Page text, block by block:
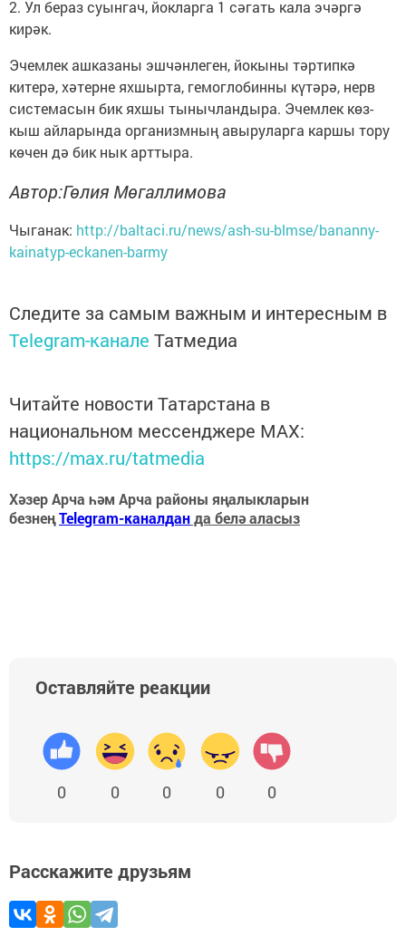
2. Ул бераз суынгач, йокларга 1 сәгать кала эчәргә
кирәк.
Эчемлек ашказаны эшчәнлеген, йокыны тәртипкә
китерә, хәтерне яхшырта, гемоглобинны күтәрә, нерв
системасын бик яхшы тынычландыра. Эчемлек көз-
кыш айларында организмның авыруларга каршы тору
көчен дә бик нык арттыра.
Автор:Гөлия Мөгаллимова
Чыганак: http://baltaci.ru/news/ash-su-blmse/bananny-
kainatyp-eckanen-barmy
Следите за самым важным и интересным в
Telegram-канале Татмедиа
Читайте новости Татарстана в
национальном мессенджере MАХ:
https://max.ru/tatmedia
Хәзер Арча һәм Арча районы яңалыкларын
безнеңTelegram-каналданда белә аласыз
Оставляйте реакции
0 0 0 0 0
Расскажите друзьям